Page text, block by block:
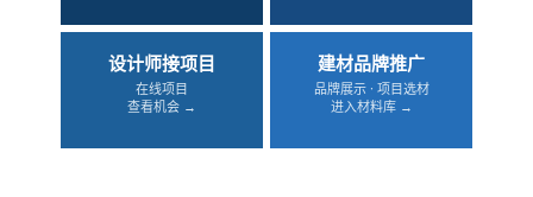
设计师接项目
在线项目
查看机会 →
建材品牌推广
品牌展示 · 项目选材
进入材料库 →